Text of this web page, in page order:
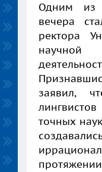
Одним из
вечера
ректора
заявил,
точных
протяжении